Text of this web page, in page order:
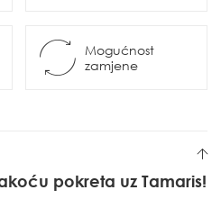
Mogućnost
zamjene
pokreta uz Tamaris!